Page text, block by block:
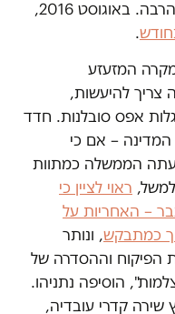
חודשים בהם מדובר בהיקף קטן בהרבה. באוגוסט 2016,
.
המזעזע
צריך להיעשות,
אפס סובלנות. חדד
– אם כי
הממשלה כמתוות
ראוי לציין כי
– האחריות על
כמתבקש, ונותר
הפיקוח וההסדרה של
הוסיפה נתניהו.
קדרי עובדיה,